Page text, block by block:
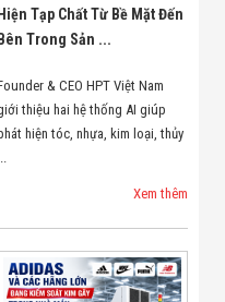
Hiện Tạp Chất Từ Bề Mặt Đến
Bên Trong Sản ...
& CEO HPT Việt Nam
thiệu hai hệ thống AI giúp
hiện tóc, nhựa, kim loại, thủy
Xem thêm